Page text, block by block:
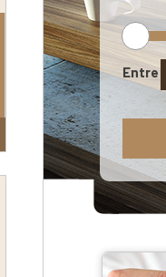
Entre